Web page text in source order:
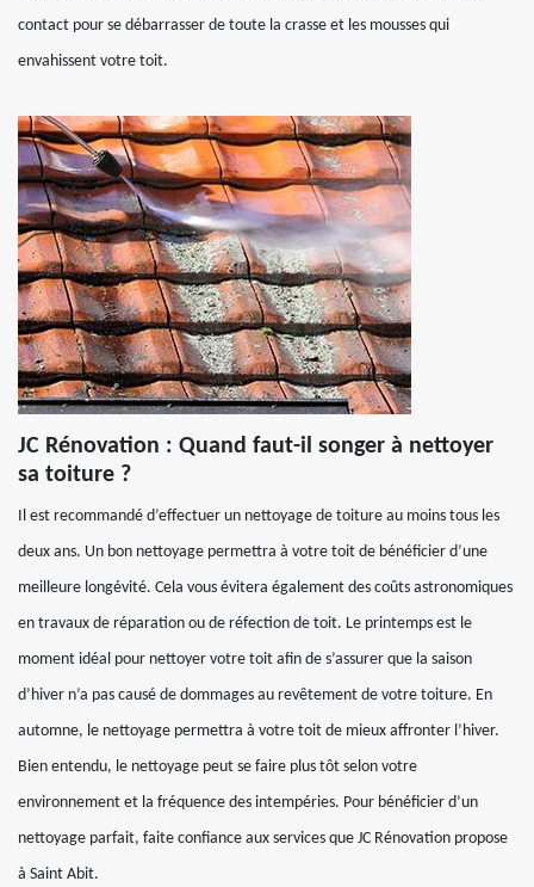
contact pour se débarrasser de toute la crasse et les mousses qui
envahissent votre toit.
JC Rénovation : Quand faut-il songer à nettoyer
sa toiture ?
Il est recommandé d’effectuer un nettoyage de toiture au moins tous les
deux ans. Un bon nettoyage permettra à votre toit de bénéficier d’une
meilleure longévité. Cela vous évitera également des coûts astronomiques
en travaux de réparation ou de réfection de toit. Le printemps est le
moment idéal pour nettoyer votre toit afin de s’assurer que la saison
d’hiver n’a pas causé de dommages au revêtement de votre toiture. En
automne, le nettoyage permettra à votre toit de mieux affronter l’hiver.
Bien entendu, le nettoyage peut se faire plus tôt selon votre
environnement et la fréquence des intempéries. Pour bénéficier d’un
nettoyage parfait, faite confiance aux services que JC Rénovation propose
à Saint Abit.